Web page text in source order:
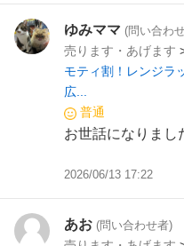
ゆみママ (問い合わ
売ります・あげます
モティ割！レンジラ
広...
普通
お世話になりまし
2026/06/13 17:22
あお (問い合わせ者)